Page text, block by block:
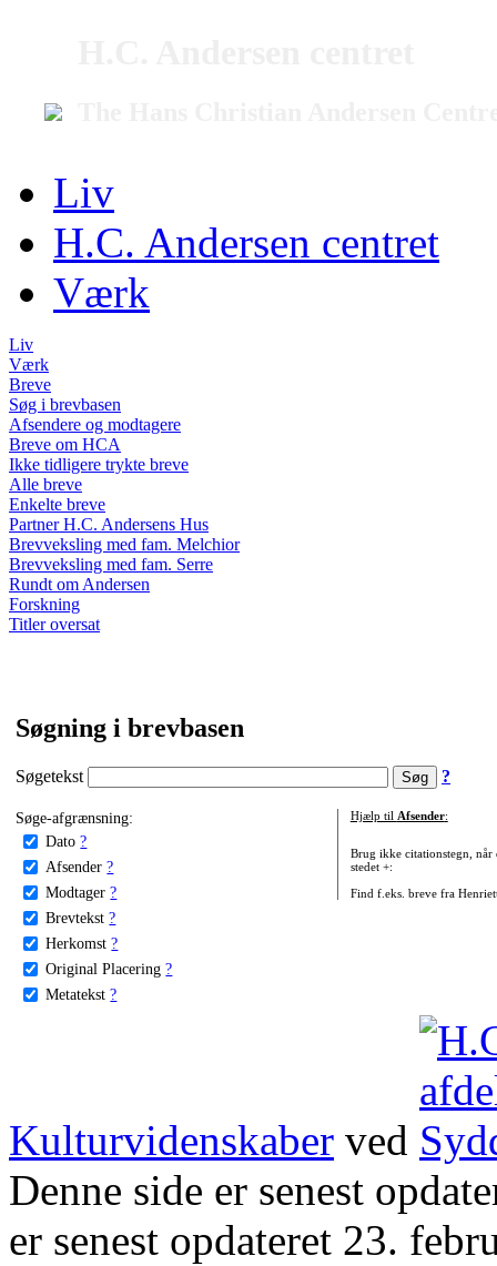
Liv
H.C. Andersen centret
Værk
Liv
Værk
Breve
Søg i brevbasen
Afsendere og modtagere
Breve om HCA
Ikke tidligere trykte breve
Alle breve
Enkelte breve
Partner H.C. Andersens Hus
Brevveksling med fam. Melchior
Brevveksling med fam. Serre
Rundt om Andersen
Forskning
Titler oversat
Søgning i brevbasen
Søgetekst ?
Søge-afgrænsning:
Dato ?
Afsender ?
Modtager ?
Brevtekst ?
Herkomst ?
Original Placering ?
Metatekst ?
Hjælp til Afsender:
Brug ikke citationstegn, når
stedet +:
Find f.eks. breve fra
Kulturvidenskaber ved
Denne side er senest
er senest opdateret 23.